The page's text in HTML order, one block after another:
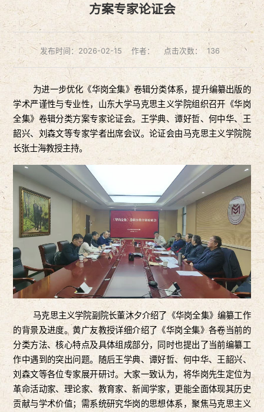
方案专家论证会
发布时间：2026-02-15 作者： 点击次数： 136
为进一步优化《华岗全集》卷辑分类体系，提升编纂出版的
学术严谨性与专业性，山东大学马克思主义学院组织召开《华岗
全集》卷辑分类方案专家论证会。王学典、谭好哲、何中华、王
韶兴、刘森文等专家学者出席会议。论证会由马克思主义学院院
长张士海教授主持。
马克思主义学院副院长董沐夕介绍了《华岗全集》编纂工作
的背景及进度。黄广友教授详细介绍了《华岗全集》各卷当前的
分类方法、核心特点及具体组成部分，同时也提出了当前编纂工
作中遇到的突出问题。随后王学典、谭好哲、何中华、王韶兴、
刘森文等各位专家展开研讨。大家一致认为，将华岗先生定位为
革命活动家、理论家、教育家、新闻学家，更能全面体现其历史
贡献与学术价值；需系统研究华岗的思想体系，聚焦马克思主义